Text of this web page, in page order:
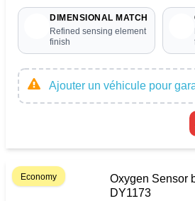
DIMENSIONAL MATCH
Refined sensing element
finish
Ajouter un véhicule pour
Economy
Oxygen Sensor
DY1173